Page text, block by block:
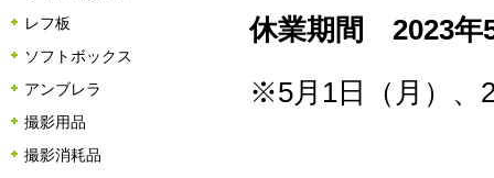
休業期間 2023年
※5月1日（月）、
レフ板
ソフトボックス
アンブレラ
撮影用品
撮影消耗品